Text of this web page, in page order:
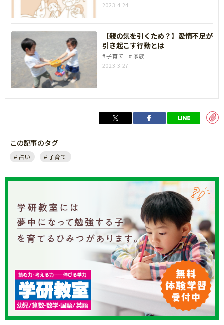
2023.4.24
【親の気を引くため？】愛情不足が
引き起こす行動とは
子育て
家族
2023.3.27
この記事のタグ
占い 子育て